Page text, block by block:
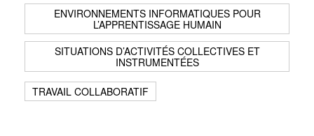
ENVIRONNEMENTS INFORMATIQUES POUR
L’APPRENTISSAGE HUMAIN
SITUATIONS D’ACTIVITÉS COLLECTIVES ET
INSTRUMENTÉES
TRAVAIL COLLABORATIF
Contacter Fermer
Récupération de l'adresse e-mail